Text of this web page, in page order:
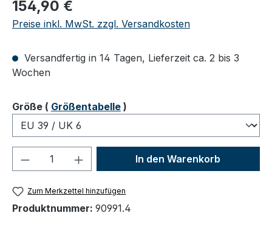
154,90 €
Preise inkl. MwSt. zzgl. Versandkosten
Versandfertig in 14 Tagen, Lieferzeit ca. 2 bis 3
Wochen
Größeauswählen
( Größentabelle )
Produkt Anzahl: Gib denIn den Warenkorb
Zum Merkzettel hinzufügen
Produktnummer: 90991.4